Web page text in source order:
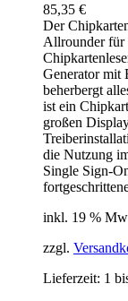
85,35 €
Der
Allrounder für
Generator mit
beherbergt
ist ein
großen
die Nutzung
Single Sign-
inkl. 19 %
zzgl.
Lieferzeit: 1